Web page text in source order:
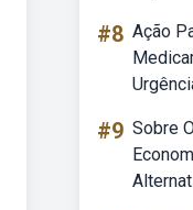
#8 Ação
#9 Sobre